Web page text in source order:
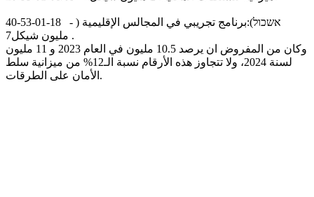
40-53-01-18 - برنامج تجريبي في المجالس الإقليمية (אשכול):
7مليون شيكل .
وكان من المفروض ان يرصد 10.5 مليون في العام 2023 و 11 مليون
لسنة 2024، ولا تتجاوز هذه الأرقام نسبة الـ12% من ميزانية سلط
الأمان على الطرقات .